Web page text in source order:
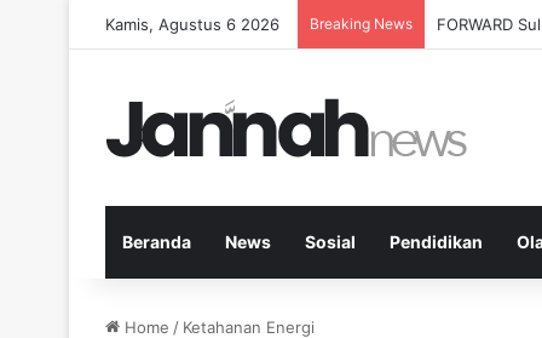
Kamis, Agustus 6 2026 Breaking News Milenial
Beranda News Sosial Pendidikan
Home / Ketahanan Energi